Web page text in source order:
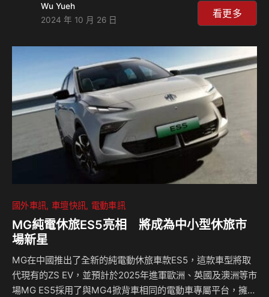
了專屬的STI調校懸吊，以紀念該車輛在日本市場上的三十年
輝煌歷史。 外觀上，這款30週年紀念版與標準款Outback有
黑輪圈，搭配黑色的保險桿、輪拱和側裙，讓整體造型更具運
動感，車身還配有黑色後視鏡、黑色水箱護罩和黑色車頂行李
架，車尾則安裝了同樣以黑色處理的尾翼，這些設計元素讓車
輛在外觀上更加低…
Wu Yueh
2024 年 10 月 26 日
看更多
國外車訊 車壇快訊 電動車訊
MG純電休旅ES5亮相 將成為中小型休旅市
場新星
MG在中國推出了全新的純電動休旅車款ES5，這款車型將取
代現有的ZS EV，並預計於2025年進軍歐洲、英國及澳洲等市
場MG ES5採用了與MG4掀背車相同的電動車專屬平台，擁有